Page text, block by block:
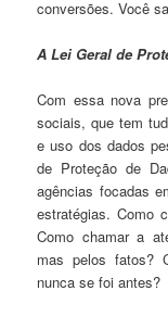
conversões. Você
A Lei Geral de
Com essa nova
sociais, que tem
e uso dos dados
de Proteção de
agências focadas
estratégias. Como
Como chamar a
mas pelos fatos?
nunca se foi antes?